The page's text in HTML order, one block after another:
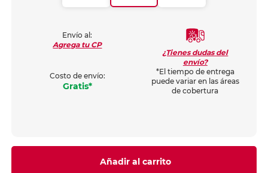
Envío al:
Agrega tu CP
Costo de envío:
Gratis*
¿Tienes dudas del
envío?
*El tiempo de entrega
puede variar en las áreas
de cobertura
Añadir al carrito